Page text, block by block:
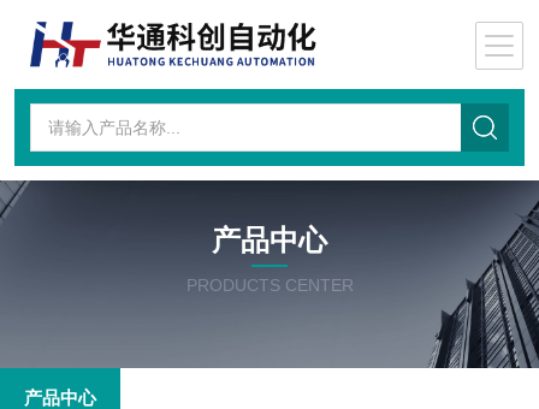
产品中心
PRODUCTS CENTER
产品中心